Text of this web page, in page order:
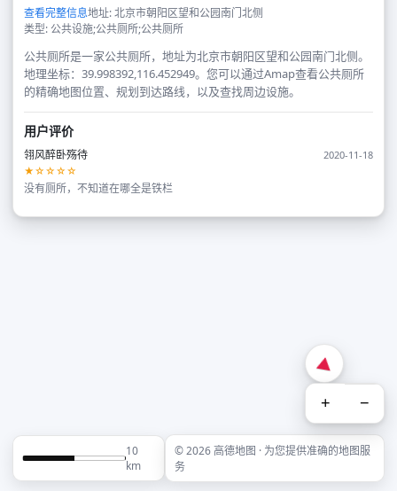
查看完整信息地址: 北京市朝阳区望和公园南门北侧
类型: 公共设施;公共厕所;公共厕所
公共厕所是一家公共厕所，地址为北京市朝阳区望和公园南门北侧。
地理坐标：39.998392,116.452949。您可以通过Amap查看公共厕所
的精确地图位置、规划到达路线，以及查找周边设施。
用户评价
翎风醉卧殇待
2020-11-18
★☆☆☆☆
没有厕所，不知道在哪全是铁栏
+ −
10
km
© 2026 高德地图 · 为您提供准确的地图服
务